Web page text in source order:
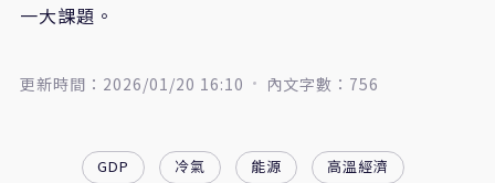
一大課題。
更新時間：2026/01/20 16:10 內文字數：756
GDP 冷氣 能源 高溫經濟